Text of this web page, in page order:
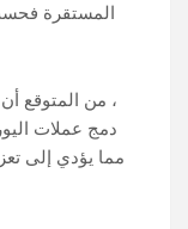
المستقرة
، من المتوقع
دمج عملات
مما يؤدي إلى